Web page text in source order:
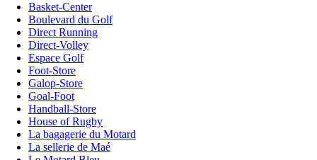
Basket-Center
Boulevard du Golf
Direct Running
Direct-Volley
Espace Golf
Foot-Store
Galop-Store
Goal-Foot
Handball-Store
House of Rugby
La bagagerie du Motard
La sellerie de Maé